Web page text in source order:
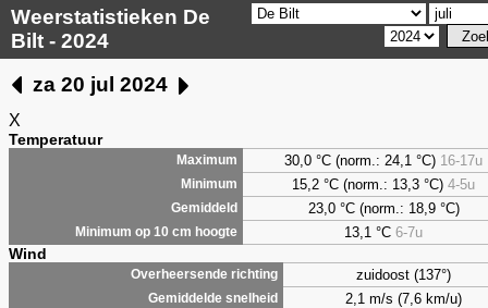
Weerstatistieken De
Bilt - 2024
za 20 jul 2024
X
Temperatuur
Maximum 30,0 °C (norm.: 24,1 °C) 16-17u
Minimum 15,2 °C (norm.: 13,3 °C) 4-5u
Gemiddeld 23,0 °C (norm.: 18,9 °C)
Minimum op 10 cm hoogte 13,1 °C 6-7u
Wind
Overheersende richting zuidoost (137°)
Gemiddelde snelheid 2,1 m/s (7,6 km/u)